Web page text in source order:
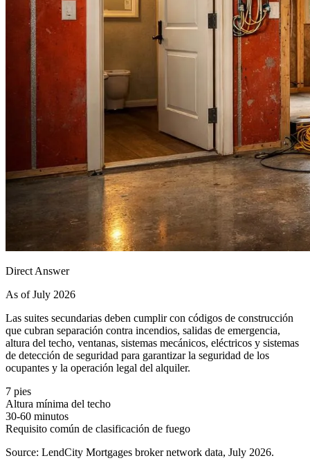
Direct Answer
As of July 2026
Las suites secundarias deben cumplir con códigos de construcción
que cubran separación contra incendios, salidas de emergencia,
altura del techo, ventanas, sistemas mecánicos, eléctricos y sistemas
de detección de seguridad para garantizar la seguridad de los
ocupantes y la operación legal del alquiler.
7 pies
Altura mínima del techo
30-60 minutos
Requisito común de clasificación de fuego
Source: LendCity Mortgages broker network data, July 2026.